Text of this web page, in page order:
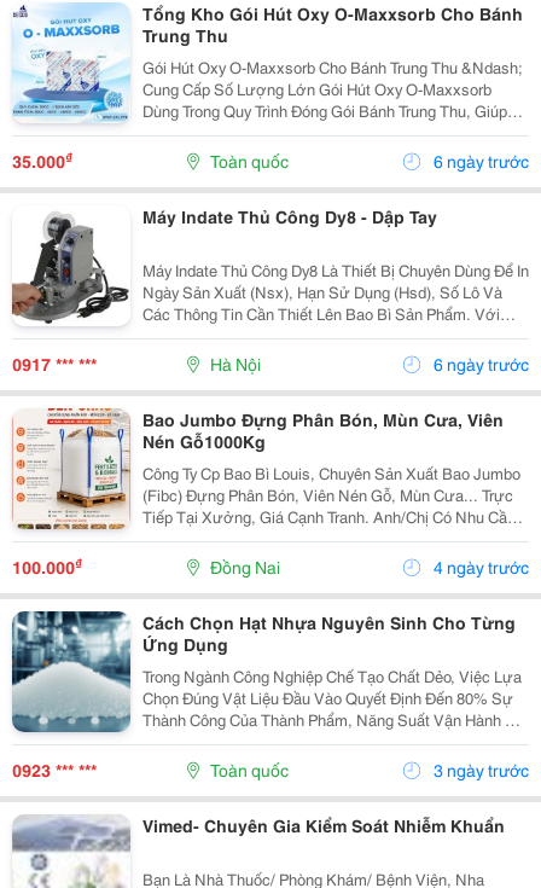
Tổng Kho Gói Hút Oxy O-Maxxsorb Cho Bánh
Trung Thu
Gói Hút Oxy O-Maxxsorb Cho Bánh Trung Thu &Ndash;
Cung Cấp Số Lượng Lớn Gói Hút Oxy O-Maxxsorb
Dùng Trong Quy Trình Đóng Gói Bánh Trung Thu, Giúp
Hấp Thụ Lượng Oxy Còn Lại Trong Bao Bì Kín, Hỗ Trợ
Bảo Quản Và Duy Trì Chất Lượng Sản Phẩm Trong
35.000₫ Toàn quốc 6 ngày trước
Máy Indate Thủ Công Dy8 - Dập Tay
Máy Indate Thủ Công Dy8 Là Thiết Bị Chuyên Dùng Để In
Ngày Sản Xuất (Nsx), Hạn Sử Dụng (Hsd), Số Lô Và
Các Thông Tin Cần Thiết Lên Bao Bì Sản Phẩm. Với
Thiết Kế Nhỏ Gọn, Thao Tác Đơn Giản Và Chi Phí Đầu
Tư Thấp, Dy8 Là Lựa Chọn Phù Hợp Cho Các Cơ Sở...
0917 *** *** Hà Nội 6 ngày trước
Bao Jumbo Đựng Phân Bón, Mùn Cưa, Viên
Nén Gỗ1000Kg
Công Ty Cp Bao Bì Louis, Chuyên Sản Xuất Bao Jumbo
(Fibc) Đựng Phân Bón, Viên Nén Gỗ, Mùn Cưa... Trực
Tiếp Tại Xưởng, Giá Cạnh Tranh. Anh/Chị Có Nhu Cầu
Vui Lòng Liên Hệ/Zalo 0865 489 273, Em Tư Vấn Và Báo
Giá Nhanh Ạ
100.000₫ Đồng Nai 4 ngày trước
Cách Chọn Hạt Nhựa Nguyên Sinh Cho Từng
Ứng Dụng
Trong Ngành Công Nghiệp Chế Tạo Chất Dẻo, Việc Lựa
Chọn Đúng Vật Liệu Đầu Vào Quyết Định Đến 80% Sự
Thành Công Của Thành Phẩm, Năng Suất Vận Hành Và
Biên Lợi Nhuận Của Nhà Máy. Mỗi Phân Khúc Sản
Phẩm &Ndash; Từ Bao Bì Thực Phẩm, Linh Kiện Điện
Tử, Đồ...
0923 *** *** Toàn quốc 3 ngày trước
Vimed- Chuyên Gia Kiểm Soát Nhiễm Khuẩn
Bạn Là Nhà Thuốc/ Phòng Khám/ Bệnh Viện, Nha